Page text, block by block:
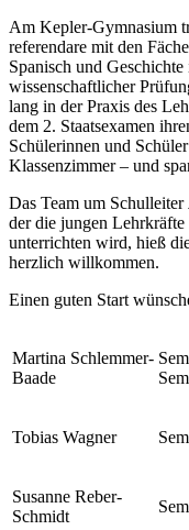
Am Kepler-Gymnasium
referendare mit den
Spanisch und
wissenschaftlicher
lang in der Praxis des
dem 2. Staatsexamen
Schülerinnen und
Klassenzimmer – und
Das Team um Schulleiter
der die jungen
unterrichten wird, hieß
herzlich willkommen.
Einen guten Start
Martina Schlemmer-
Baade
Tobias Wagner
Susanne Reber-
Schmidt